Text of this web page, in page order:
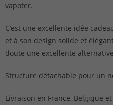
vapoter.
C’est une excellente idée
et à son design solide et
doute une excellente
Structure détachable pour un
Livraison en France, Belgique